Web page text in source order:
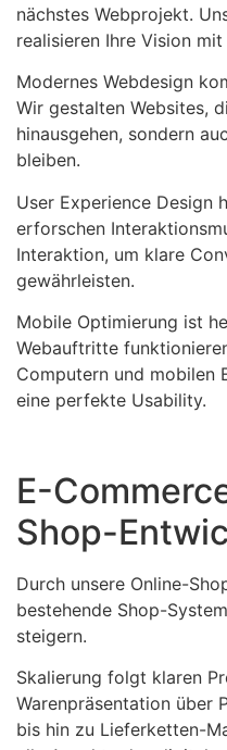
nächstes Webprojekt.
realisieren Ihre Vision
Modernes Webdesign
Wir gestalten Websites,
hinausgehen, sondern
bleiben.
User Experience Design
erforschen
Interaktion, um klare
gewährleisten.
Mobile Optimierung ist
Webauftritte
Computern und mobilen
eine perfekte Usability.
E-
Shop-
Durch unsere Online-
bestehende Shop-
steigern.
Skalierung folgt klaren
Warenpräsentation über
bis hin zu Lieferketten-